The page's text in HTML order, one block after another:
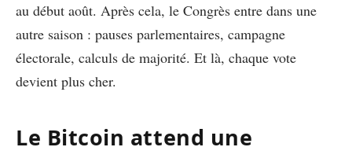
au début août. Après cela, le Congrès entre dans une
autre saison : pauses parlementaires, campagne
électorale, calculs de majorité. Et là, chaque vote
devient plus cher.
Le Bitcoin attend une